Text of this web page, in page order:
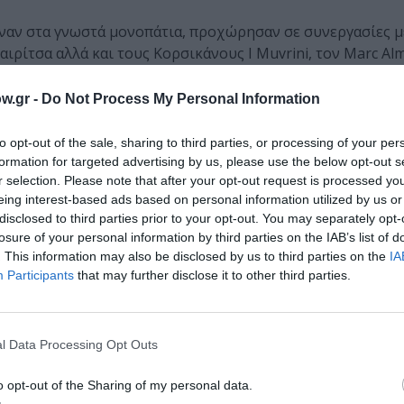
- Do Not Process My Personal Information
opt-out of the sale, sharing to third parties, or processing of your
for targeted advertising by us, please use the below opt-out
selection. Please note that after your opt-out request is processed
interest-based ads based on personal information utilized by us
to third parties prior to your opt-out. You may separately
of your personal information by third parties on the IAB’s list of
This information may also be disclosed by us to third parties on the
Participants that may further disclose it to other third parties.
Data Processing Opt Outs
opt-out of the Sharing of my personal data.
στα γνωστά μονοπάτια, προχώρησαν σε συνεργασίες
αλλά και τους Κορσικάνους I Muvrini, τον Marc
ένα album που μοιράζονται ερμηνευτικά με
Wynn και ο Marc Almond.
ότι το συγκρότημα διαλύεται. Τότε, θεώρησαν
κάτι άλλο να κάνουν. Έτσι, η συναυλία τους που
και κυκλοφορεί σε άλμπουμ με τον τίτλο
το προδώσουν αργότερα!
τραβήξει τον δικό του δρόμο οΜάνος Ξυδούς,
για λίγες μοναδικές συναυλίες.